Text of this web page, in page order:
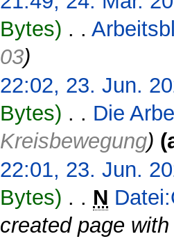
Bytes) . .
03)
22:02, 23. Jun.
Bytes) . . Die
Kreisbewegung)
22:01, 23. Jun.
Bytes) . . N
created page